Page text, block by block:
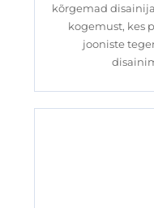
kõrgemad
kogemust, kes
jooniste